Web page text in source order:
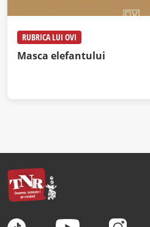
RUBRICA LUI OVI
Masca elefantului